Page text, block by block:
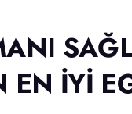
EN İYI